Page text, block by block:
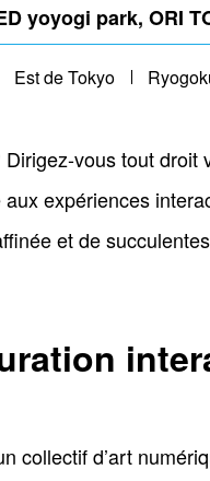
yoyogi park, ORI
Est de Tokyo
Dirigez-vous tout
expériences
et de
collectif d’art